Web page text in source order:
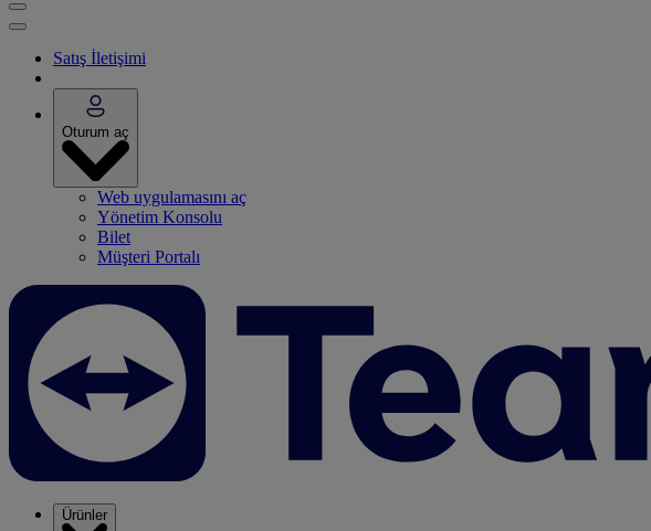
Satış İletişimi
Oturum aç
Web uygulamasını aç
Yönetim Konsolu
Bilet
Müşteri Portalı
Ürünler